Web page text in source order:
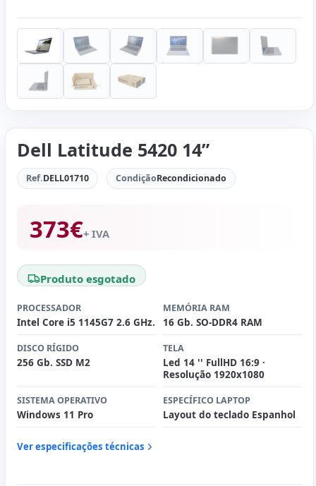
Dell Latitude 5420 14”
Ref.DELL01710 CondiçãoRecondicionado
373€+ IVA
Produto esgotado
PROCESSADOR
Intel Core i5 1145G7 2.6 GHz.
MEMÓRIA RAM
16 Gb. SO-DDR4 RAM
DISCO RÍGIDO
256 Gb. SSD M2
TELA
Led 14 '' FullHD 16:9 ·
Resolução 1920x1080
SISTEMA OPERATIVO
Windows 11 Pro
ESPECÍFICO LAPTOP
Layout do teclado Espanhol
Ver especificações técnicas